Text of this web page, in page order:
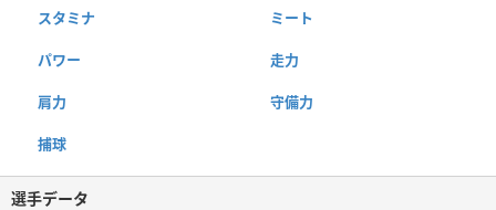
スタミナ ミート
パワー 走力
肩力 守備力
捕球
選手データ